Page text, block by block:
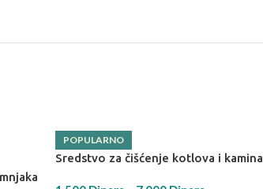
POPULARNO
Sredstvo za čišćenje kotlova i kamina